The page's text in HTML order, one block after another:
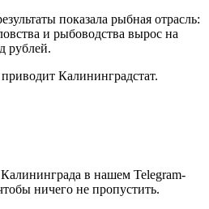
показала рыбная отрасль:
и рыбоводства вырос на
рублей.
Калининградстат.
в нашем Telegram-
ничего не пропустить.